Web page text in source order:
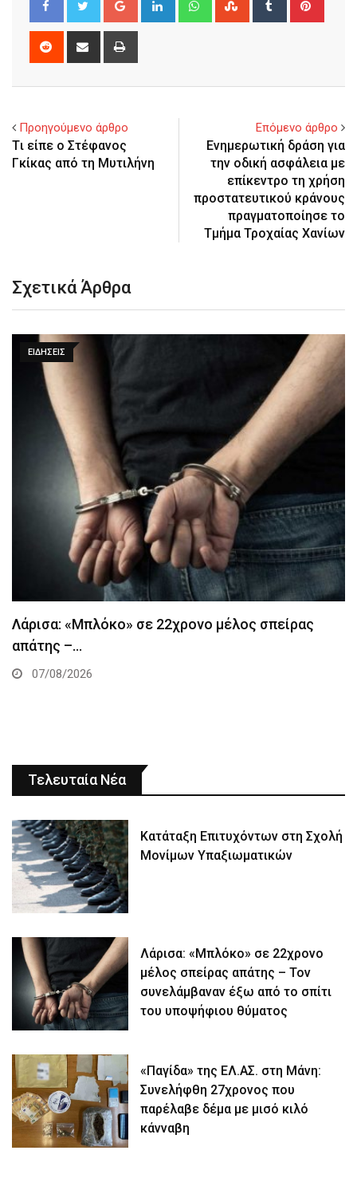
Reddit
Share
Προηγούμενο άρθρο
Tι είπε ο Στέφανος
Γκίκας από τη Μυτιλήνη
Επόμενο άρθρο
Ενημερωτική δράση για
την οδική ασφάλεια με
επίκεντρο τη χρήση
προστατευτικού κράνους
πραγματοποίησε το
Τμήμα Τροχαίας Χανίων
Σχετικά Άρθρα
ΕΙΔΉΣΕΙΣ
Λάρισα: «Μπλόκο» σε 22χρονο μέλος σπείρας
απάτης –…
07/08/2026
Τελευταία Νέα
Κατάταξη Επιτυχόντων στη Σχολή
Μονίμων Υπαξιωματικών
Λάρισα: «Μπλόκο» σε 22χρονο
μέλος σπείρας απάτης – Τον
συνελάμβαναν έξω από το σπίτι
του υποψήφιου θύματος
«Παγίδα» της ΕΛ.ΑΣ. στη Μάνη:
Συνελήφθη 27χρονος που
παρέλαβε δέμα με μισό κιλό
κάνναβη